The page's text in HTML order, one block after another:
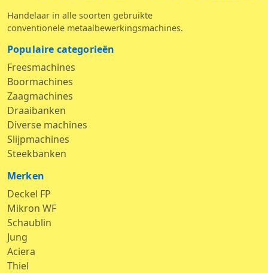
Handelaar in alle soorten gebruikte
conventionele metaalbewerkingsmachines.
Populaire categorieën
Freesmachines
Boormachines
Zaagmachines
Draaibanken
Diverse machines
Slijpmachines
Steekbanken
Merken
Deckel FP
Mikron WF
Schaublin
Jung
Aciera
Thiel